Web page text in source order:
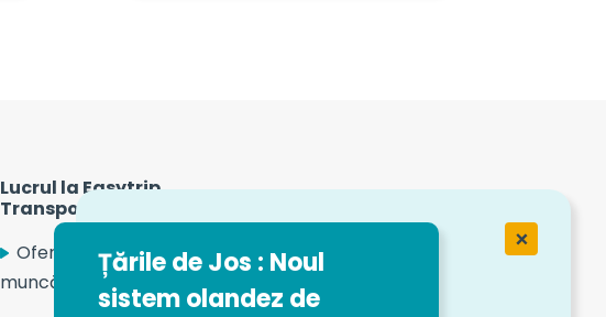
Țările de Jos : Noul
sistem olandez de
Lucrul la Easytrip
Transport Services
Ofertele noastre de
muncă